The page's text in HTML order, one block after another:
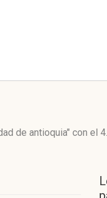
de antioquia" con el